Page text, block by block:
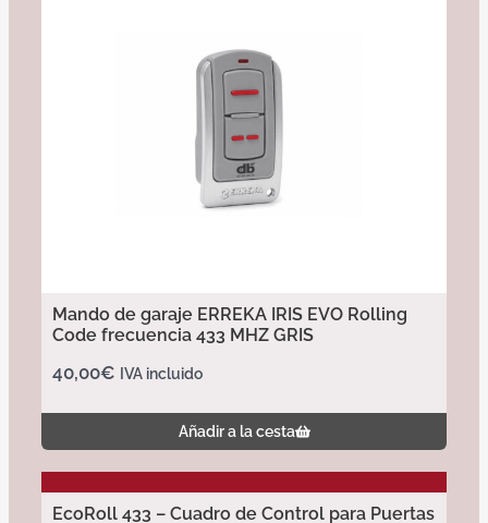
Mando de garaje ERREKA IRIS EVO Rolling
Code frecuencia 433 MHZ GRIS
40,00€ IVA incluido
Añadir a la cesta
EcoRoll 433 – Cuadro de Control para Puertas